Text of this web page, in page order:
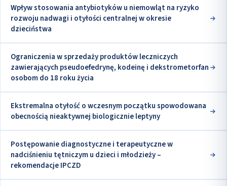
Wpływ stosowania antybiotyków u niemowląt na ryzyko
rozwoju nadwagi i otyłości centralnej w okresie
dzieciństwa
Ograniczenia w sprzedaży produktów leczniczych
zawierających pseudoefedrynę, kodeinę i dekstrometorfan
osobom do 18 roku życia
Ekstremalna otyłość o wczesnym początku spowodowana
obecnością nieaktywnej biologicznie leptyny
Postępowanie diagnostyczne i terapeutyczne w
nadciśnieniu tętniczym u dzieci i młodzieży –
rekomendacje IPCZD